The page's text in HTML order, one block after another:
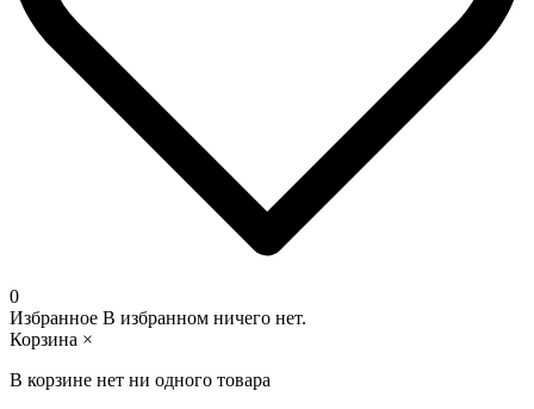
0
Избранное В избранном ничего нет.
Корзина ×
В корзине нет ни одного товара